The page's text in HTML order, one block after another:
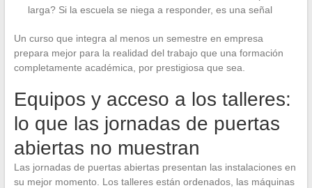
larga? Si la escuela se niega a responder, es una señal
Un curso que integra al menos un semestre en empresa
prepara mejor para la realidad del trabajo que una formación
completamente académica, por prestigiosa que sea.
Equipos y acceso a los talleres:
lo que las jornadas de puertas
abiertas no muestran
Las jornadas de puertas abiertas presentan las instalaciones en
su mejor momento. Los talleres están ordenados, las máquinas